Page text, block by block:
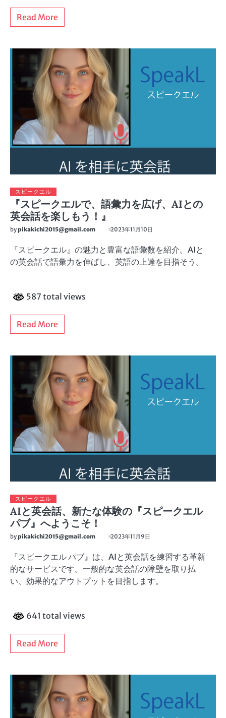
Read More
スピークエル
『スピークエルで、語彙力を広げ、AIとの
英会話を楽しもう！』
bypikakichi2015@gmail.com 2023年11月10日
『スピークエル』の魅力と豊富な語彙数を紹介。AIと
の英会話で語彙力を伸ばし、英語の上達を目指そう。
587 total views
Read More
スピークエル
AIと英会話、新たな体験の『スピークエル
パブ』へようこそ！
bypikakichi2015@gmail.com 2023年11月9日
『スピークエル パブ』は、AIと英会話を練習する革新
的なサービスです。一般的な英会話の障壁を取り払
い、効果的なアウトプットを目指します。
641 total views
Read More